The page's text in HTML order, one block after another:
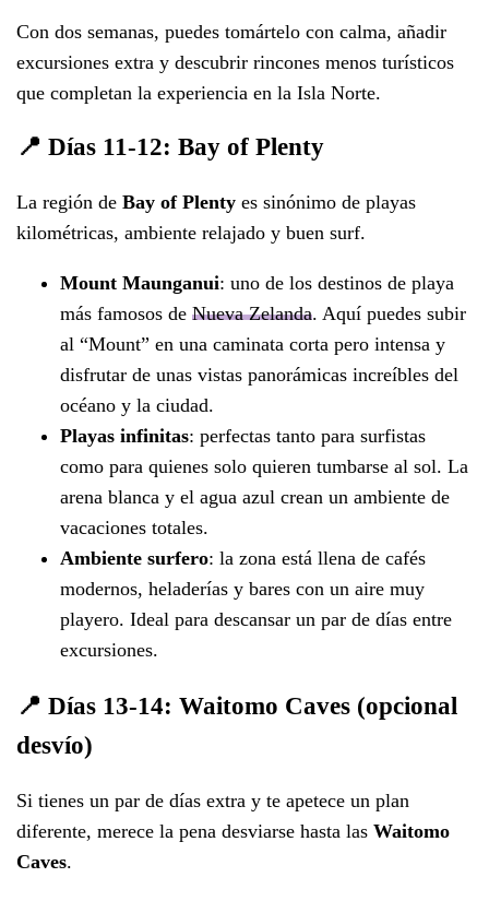
Con dos semanas, puedes tomártelo con calma, añadir
excursiones extra y descubrir rincones menos turísticos
que completan la experiencia en la Isla Norte.
📍 Días 11-12: Bay of Plenty
La región de Bay of Plenty es sinónimo de playas
kilométricas, ambiente relajado y buen surf.
Mount Maunganui: uno de los destinos de playa
más famosos de Nueva Zelanda. Aquí puedes subir
al “Mount” en una caminata corta pero intensa y
disfrutar de unas vistas panorámicas increíbles del
océano y la ciudad.
Playas infinitas: perfectas tanto para surfistas
como para quienes solo quieren tumbarse al sol. La
arena blanca y el agua azul crean un ambiente de
vacaciones totales.
Ambiente surfero: la zona está llena de cafés
modernos, heladerías y bares con un aire muy
playero. Ideal para descansar un par de días entre
excursiones.
📍 Días 13-14: Waitomo Caves (opcional
desvío)
Si tienes un par de días extra y te apetece un plan
diferente, merece la pena desviarse hasta las Waitomo
Caves.